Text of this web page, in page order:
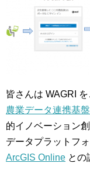
皆さんは WAGRI
農業データ連携基盤
的イノベーション
データプラットフ
ArcGIS Online との